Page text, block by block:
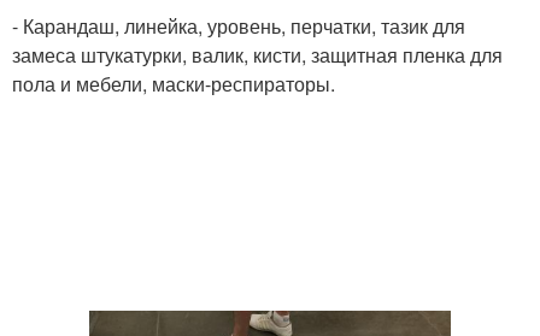
- Карандаш, линейка, уровень, перчатки, тазик для
замеса штукатурки, валик, кисти, защитная пленка для
пола и мебели, маски-респираторы.